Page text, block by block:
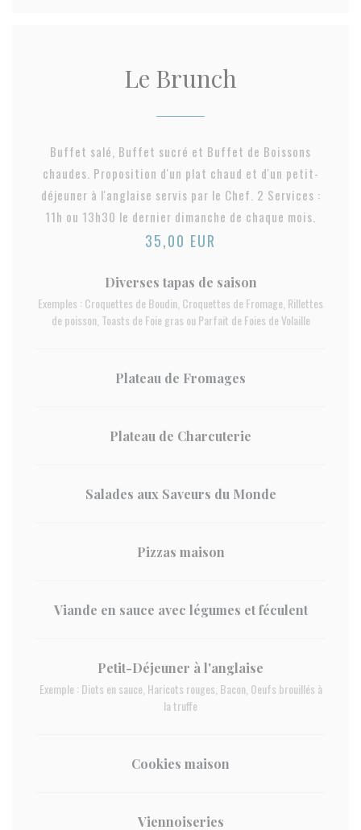
Le Brunch
Buffet salé, Buffet sucré et Buffet de Boissons
chaudes. Proposition d'un plat chaud et d'un petit-
déjeuner à l'anglaise servis par le Chef. 2 Services :
11h ou 13h30 le dernier dimanche de chaque mois.
35,00 EUR
Diverses tapas de saison
Exemples : Croquettes de Boudin, Croquettes de Fromage, Rillettes
de poisson, Toasts de Foie gras ou Parfait de Foies de Volaille
Plateau de Fromages
Plateau de Charcuterie
Salades aux Saveurs du Monde
Pizzas maison
Viande en sauce avec légumes et féculent
Petit-Déjeuner à l'anglaise
Exemple : Diots en sauce, Haricots rouges, Bacon, Oeufs brouillés à
la truffe
Cookies maison
Viennoiseries